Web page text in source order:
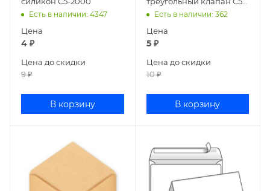
Есть в наличии: 4347
Цена
4 ₽
Цена до скидки
9₽
В корзину
без клея 968/С5НКЖ
Есть в наличии: 362
Цена
5₽
Цена до скидки
10₽
В корзину